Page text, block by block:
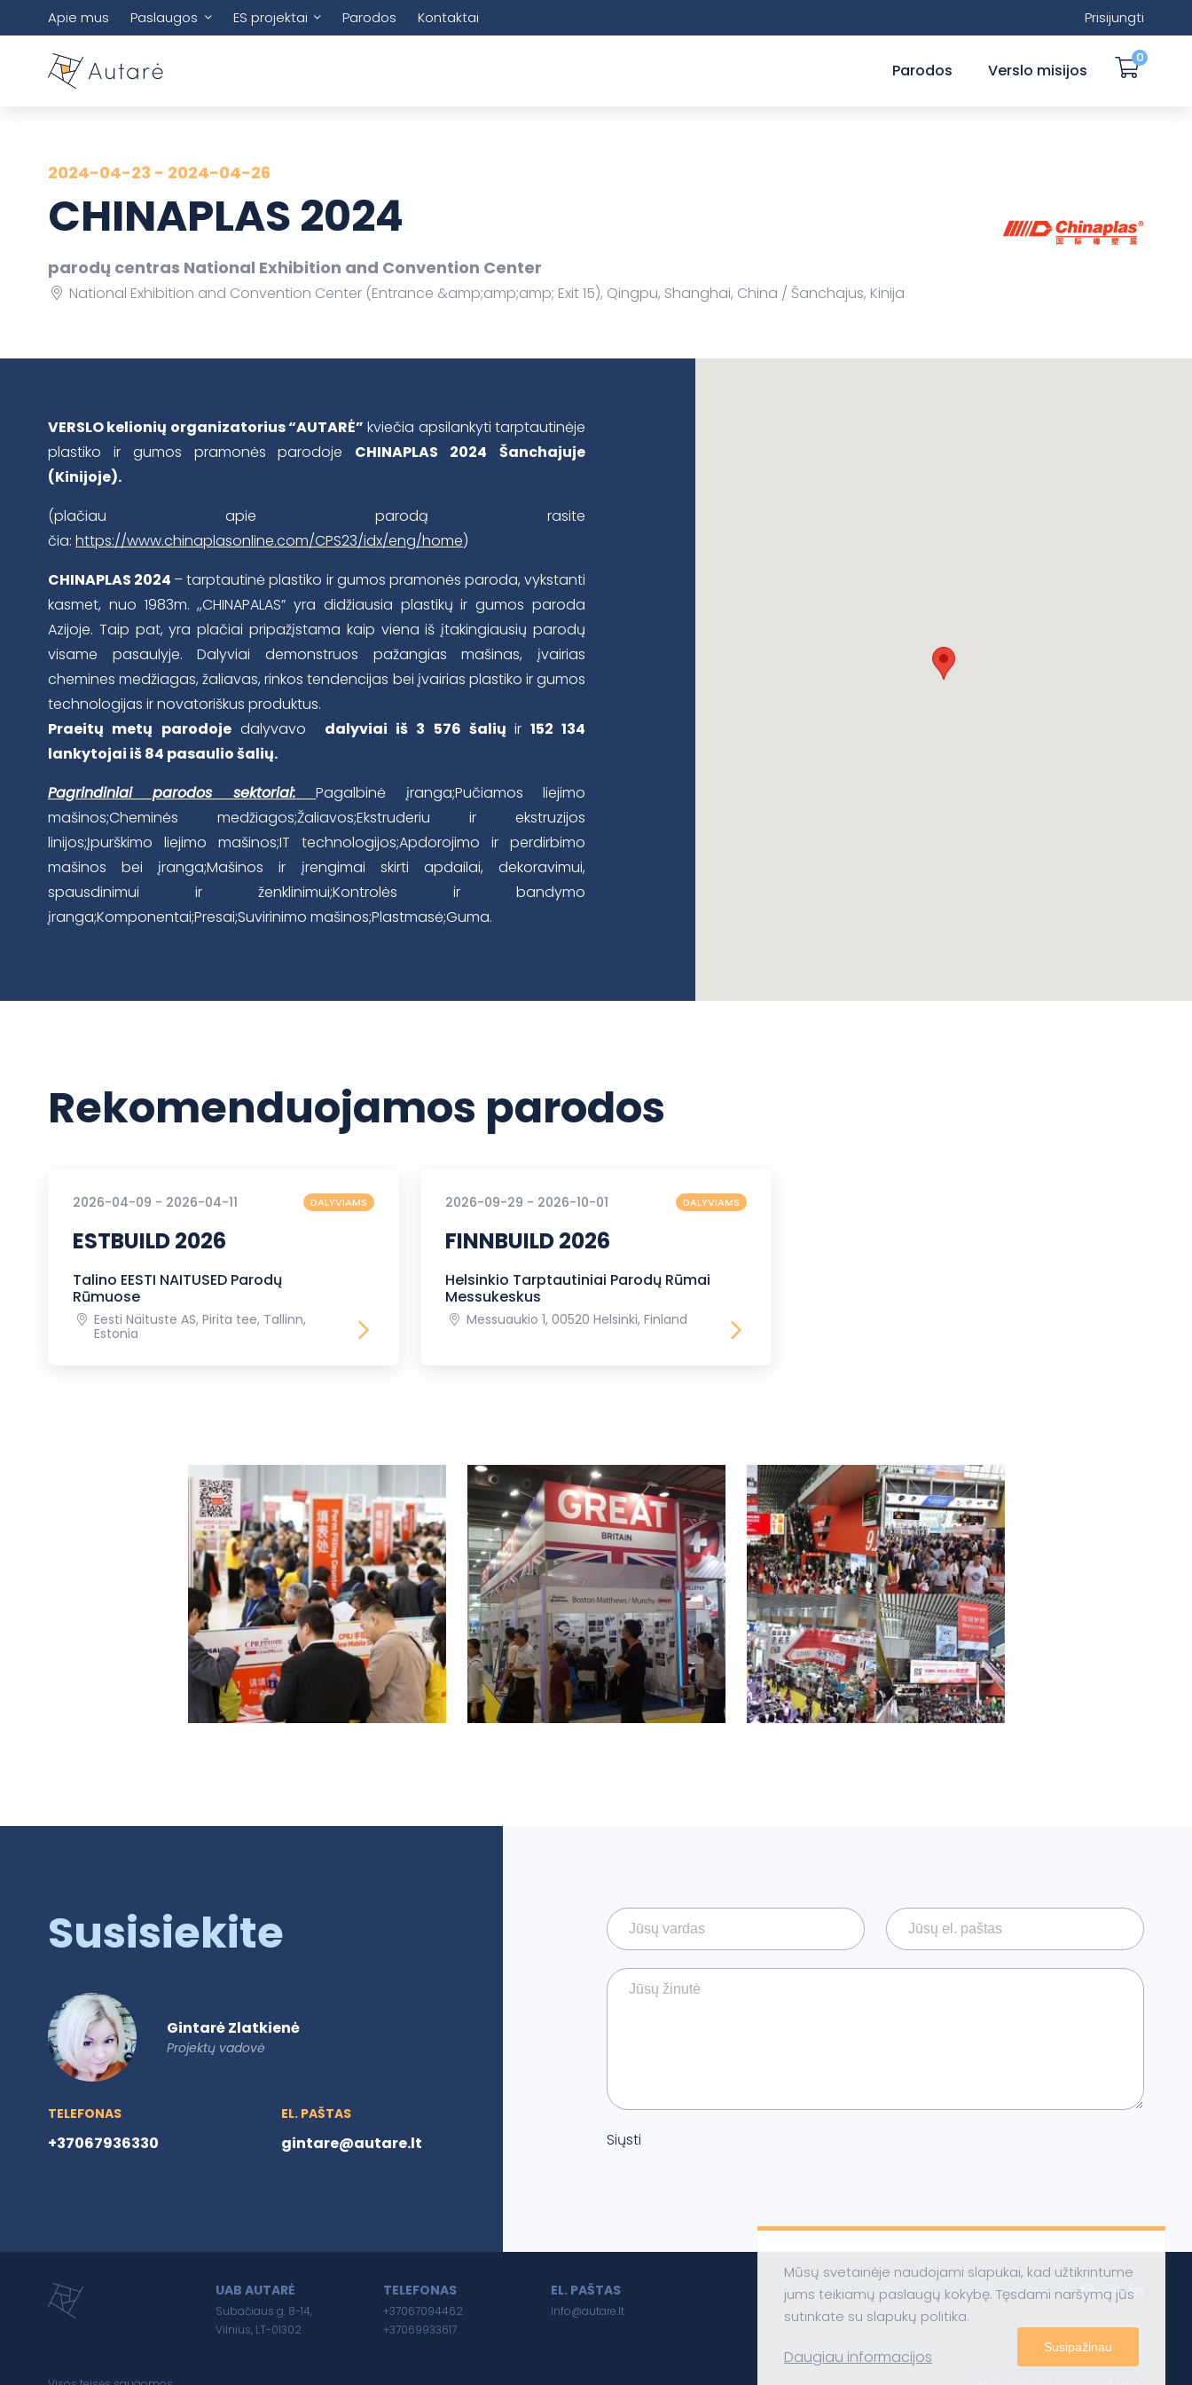
Apie mus Paslaugos ES projektai Parodos Kontaktai Prisijungti
Parodos Verslo misijos
0
2024-04-23 - 2024-04-26
CHINAPLAS 2024
parodų centras National Exhibition and Convention Center
National Exhibition and Convention Center (Entrance &amp;amp;amp; Exit 15), Qingpu, Shanghai, China Šanchajus, Kinija
VERSLO kelionių organizatorius “AUTARĖ” kviečia apsilankyti tarptautinėje
plastiko ir gumos pramonės parodoje CHINAPLAS 2024
Šanchajuje
(Kinijoje).
(plačiau apie parodą rasite
čia: https://www.chinaplasonline.com/CPS23/idx/eng/home)
CHINAPLAS 2024 – tarptautinė plastiko ir gumos pramonės paroda, vykstanti
kasmet, nuo 1983m. ,,CHINAPALAS” yra didžiausia plastikų ir gumos paroda
Azijoje. Taip pat, yra plačiai pripažįstama kaip viena iš įtakingiausių parodų
visame pasaulyje. Dalyviai demonstruos pažangias mašinas, įvairias
chemines medžiagas, žaliavas, rinkos tendencijas bei įvairias plastiko ir gumos
technologijas ir novatoriškus produktus.
Praeitų metų parodojedalyvavo dalyviai iš 3 576 šaliųir 152 134
lankytojai iš 84 pasaulio šalių.
Pagrindiniai parodos sektoriai:Pagalbinė įranga;Pučiamos liejimo
mašinos;Cheminės medžiagos;Žaliavos;Ekstruderiu ir ekstruzijos
linijos;Įpurškimo liejimo mašinos;IT technologijos;Apdorojimo ir perdirbimo
mašinos bei įranga;Mašinos ir įrengimai skirti apdailai, dekoravimui,
spausdinimui ir ženklinimui;Kontrolės ir bandymo
įranga;Komponentai;Presai;Suvirinimo mašinos;Plastmasė;Guma.
Rekomenduojamos parodos
2026-04-09 - 2026-04-11 DALYVIAMS
ESTBUILD 2026
Talino EESTI NAITUSED Parodų
Rūmuose
Eesti Näituste AS, Pirita tee, Tallinn,
Estonia
2026-09-29 - 2026-10-01 DALYVIAMS
FINNBUILD 2026
Helsinkio Tarptautiniai Parodų Rūmai
Messukeskus
Messuaukio 1, 00520 Helsinki, Finland
Susisiekite
Gintarė Zlatkienė
Projektų vadovė
TELEFONAS
+37067936330
EL. PAŠTAS
gintare@autare.lt Siųsti
UAB AUTARĖ
Subačiaus g. 8-14,
Vilnius, LT-01302
TELEFONAS
+37067094462
+37069933617
EL. PAŠTAS
info@autare.lt
Mūsų svetainėje naudojami slapukai, kad užtikrintume
jums teikiamų paslaugų kokybę. Tęsdami naršymą jūs
sutinkate su slapukų politika.
Daugiau informacijos Susipažinau